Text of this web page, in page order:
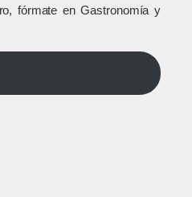
fórmate en Gastronomía y